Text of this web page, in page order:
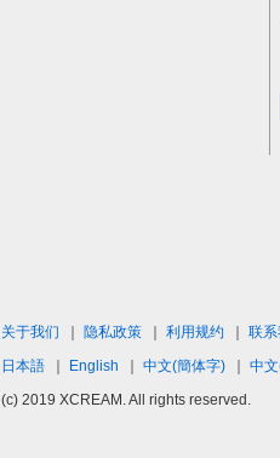
关于我们 隐私政策 利用规约
联系
日本語
English 中文(簡体字) 中
(c) 2019 XCREAM. All rights reserved.